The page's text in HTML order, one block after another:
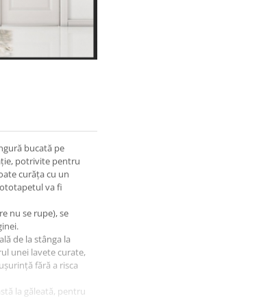
bucată pe
potrivite pentru
curăța cu un
va fi
nu se rupe), se
de la stânga la
unei lavete curate,
fără a risca
la găleată, pentru